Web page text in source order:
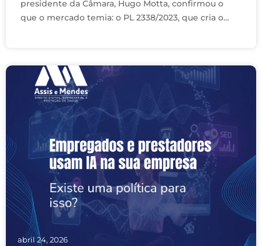
presidente da Câmara, Hugo Motta, confirmou o
que o mercado temia: o PL 2338/2023, que cria o
abril 24, 2026